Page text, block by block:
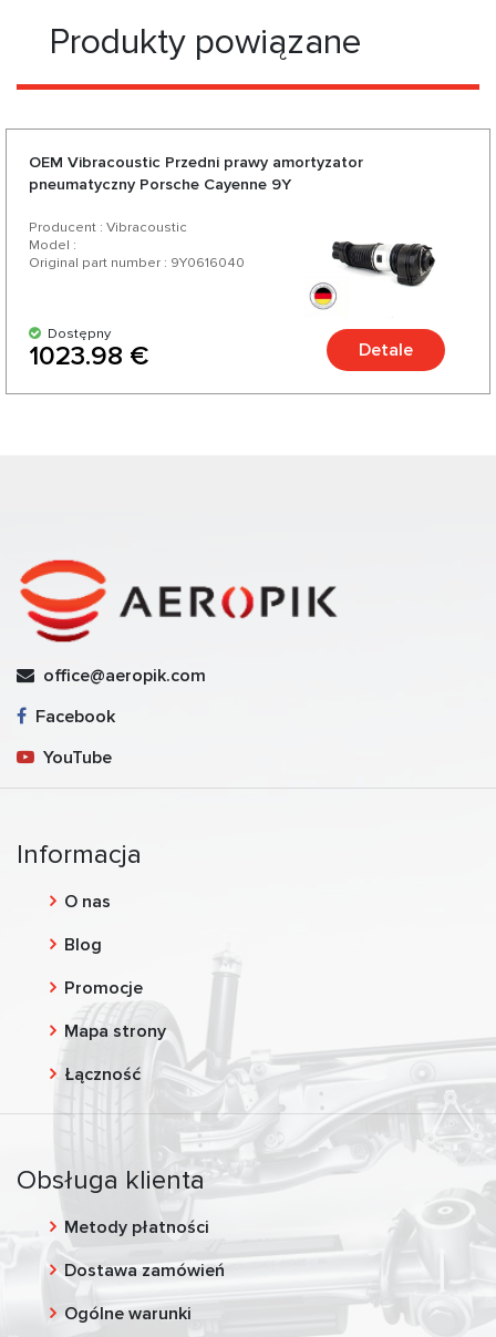
Produkty powiązane
OEM Vibracoustic Przedni prawy amortyzator
pneumatyczny Porsche Cayenne 9Y
Producent : Vibracoustic
Model :
Original part number : 9Y0616040
Dostępny
1023.98 € Detale
office@aeropik.com
Facebook
YouTube
Informacja
O nas
Blog
Promocje
Mapa strony
Łączność
Obsługa klienta
Metody płatności
Dostawa zamówień
Ogólne warunki